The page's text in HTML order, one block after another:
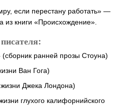
если перестану работать» —
из книги «Происхождение».
ранней прозы Стоуна)
Ван Гога)
Джека Лондона)
глухого калифорнийского